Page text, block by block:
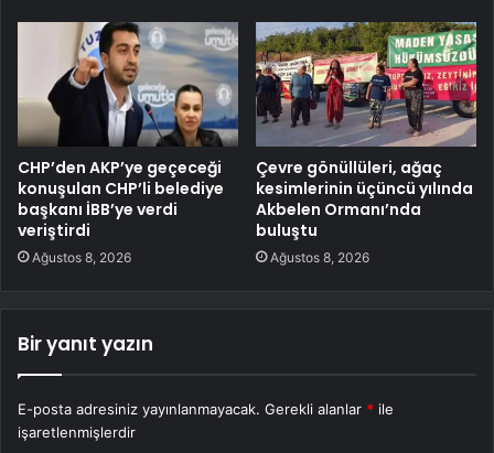
CHP’den AKP’ye geçeceği
konuşulan CHP’li belediye
başkanı İBB’ye verdi
veriştirdi
Ağustos 8, 2026
Çevre gönüllüleri, ağaç
kesimlerinin üçüncü yılında
Akbelen Ormanı’nda
buluştu
Ağustos 8, 2026
Bir yanıt yazın
E-posta adresiniz yayınlanmayacak. Gerekli alanlar * ile
işaretlenmişlerdir